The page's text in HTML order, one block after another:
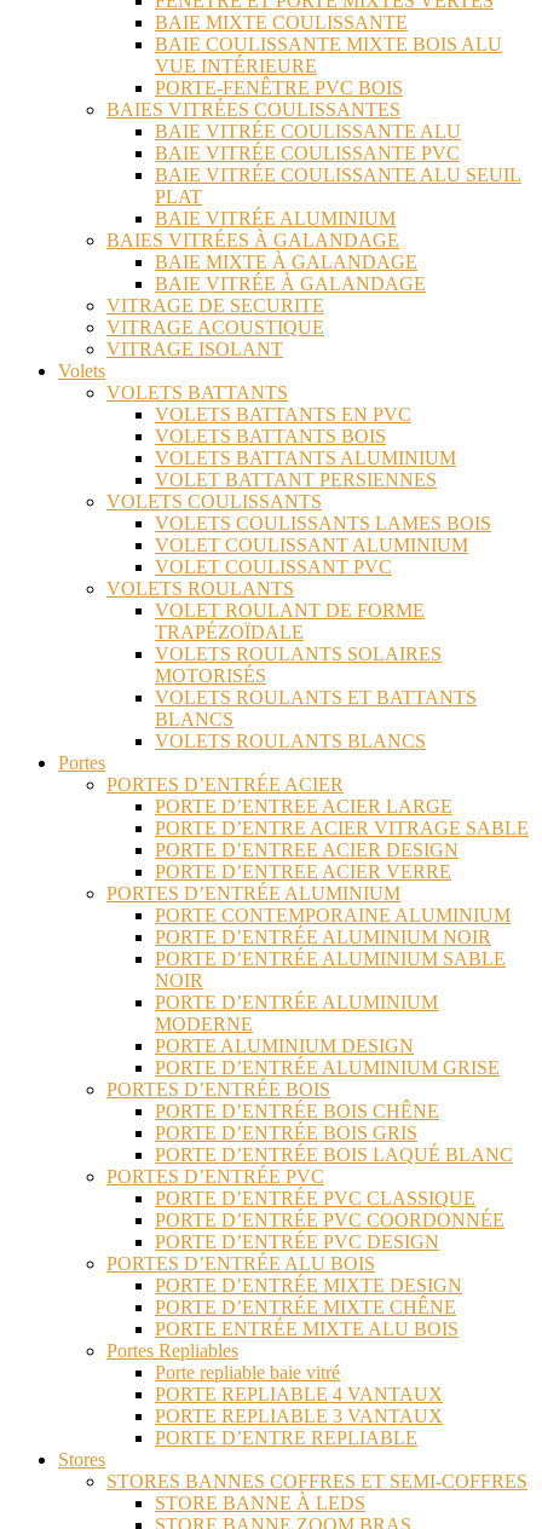
BAIE MIXTE COULISSANTE
BAIE COULISSANTE MIXTE BOIS ALU
VUE INTÉRIEURE
PORTE-FENÊTRE PVC BOIS
BAIES VITRÉES COULISSANTES
BAIE VITRÉE COULISSANTE ALU
BAIE VITRÉE COULISSANTE PVC
BAIE VITRÉE COULISSANTE ALU SEUIL
PLAT
BAIE VITRÉE ALUMINIUM
BAIES VITRÉES À GALANDAGE
BAIE MIXTE À GALANDAGE
BAIE VITRÉE À GALANDAGE
VITRAGE DE SECURITE
VITRAGE ACOUSTIQUE
VITRAGE ISOLANT
Volets
VOLETS BATTANTS
VOLETS BATTANTS EN PVC
VOLETS BATTANTS BOIS
VOLETS BATTANTS ALUMINIUM
VOLET BATTANT PERSIENNES
VOLETS COULISSANTS
VOLETS COULISSANTS LAMES BOIS
VOLET COULISSANT ALUMINIUM
VOLET COULISSANT PVC
VOLETS ROULANTS
VOLET ROULANT DE FORME
TRAPÉZOÏDALE
VOLETS ROULANTS SOLAIRES
MOTORISÉS
VOLETS ROULANTS ET BATTANTS
BLANCS
VOLETS ROULANTS BLANCS
Portes
PORTES D’ENTRÉE ACIER
PORTE D’ENTREE ACIER LARGE
PORTE D’ENTRE ACIER VITRAGE SABLE
PORTE D’ENTREE ACIER DESIGN
PORTE D’ENTREE ACIER VERRE
PORTES D’ENTRÉE ALUMINIUM
PORTE CONTEMPORAINE ALUMINIUM
PORTE D’ENTRÉE ALUMINIUM NOIR
PORTE D’ENTRÉE ALUMINIUM SABLE
NOIR
PORTE D’ENTRÉE ALUMINIUM
MODERNE
PORTE ALUMINIUM DESIGN
PORTE D’ENTRÉE ALUMINIUM GRISE
PORTES D’ENTRÉE BOIS
PORTE D’ENTRÉE BOIS CHÊNE
PORTE D’ENTRÉE BOIS GRIS
PORTE D’ENTRÉE BOIS LAQUÉ BLANC
PORTES D’ENTRÉE PVC
PORTE D’ENTRÉE PVC CLASSIQUE
PORTE D’ENTRÉE PVC COORDONNÉE
PORTE D’ENTRÉE PVC DESIGN
PORTES D’ENTRÉE ALU BOIS
PORTE D’ENTRÉE MIXTE DESIGN
PORTE D’ENTRÉE MIXTE CHÊNE
PORTE ENTRÉE MIXTE ALU BOIS
Portes Repliables
Porte repliable baie vitré
PORTE REPLIABLE 4 VANTAUX
PORTE REPLIABLE 3 VANTAUX
PORTE D’ENTRE REPLIABLE
Stores
STORES BANNES COFFRES ET SEMI-COFFRES
STORE BANNE À LEDS